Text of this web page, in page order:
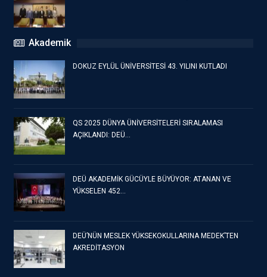
Akademik
DOKUZ EYLÜL ÜNİVERSİTESİ 43. YILINI KUTLADI
QS 2025 DÜNYA ÜNİVERSİTELERİ SIRALAMASI
AÇIKLANDI: DEÜ…
DEÜ AKADEMİK GÜCÜYLE BÜYÜYOR: ATANAN VE
YÜKSELEN 452…
DEÜ’NÜN MESLEK YÜKSEKOKULLARINA MEDEK’TEN
AKREDİTASYON